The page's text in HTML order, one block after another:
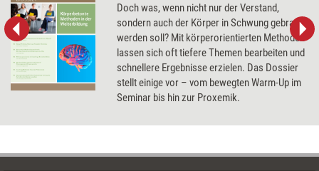
Doch was, wenn nicht nur der Verstand,
sondern auch der Körper in Schwung gebracht
werden soll? Mit körperorientierten Methoden
lassen sich oft tiefere Themen bearbeiten und
schnellere Ergebnisse erzielen. Das Dossier
stellt einige vor – vom bewegten Warm-Up im
Seminar bis hin zur Proxemik.